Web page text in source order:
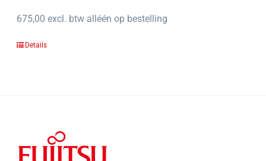
675,00 excl. btw alléén op bestelling
Details